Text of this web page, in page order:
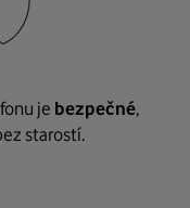
je bezpečné,
starostí.